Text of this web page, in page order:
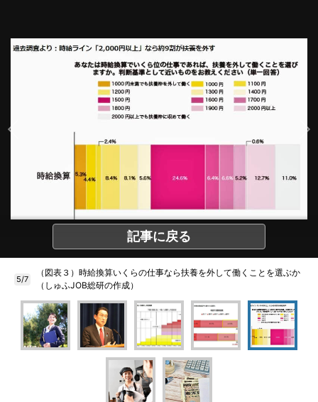
記事に戻る
5/7
（図表３）時給換算いくらの仕事なら扶養を外して働くことを選ぶか
（しゅふJOB総研の作成）